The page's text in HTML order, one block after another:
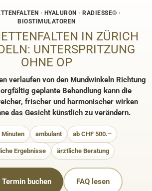
· HYALURON · RADIESSE® ·
BIOSTIMULATOREN
IN ZÜRICH
UNTERSPRITZUNG
OHNE OP
verlaufen von den Mundwinkeln Richtung
geplante Behandlung kann die
frischer und harmonischer wirken
das Gesicht künstlich zu verändern.
Minuten ambulant ab CHF 500.–
Ergebnisse ärztliche Beratung
buchen FAQ lesen